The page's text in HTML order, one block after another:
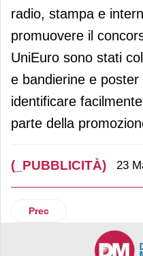
radio, stampa e
promuovere il
UniEuro sono stati
e bandierine e
identificare
parte della
(_PUBBLICITÀ) 23
Articolo precedente:
Prec